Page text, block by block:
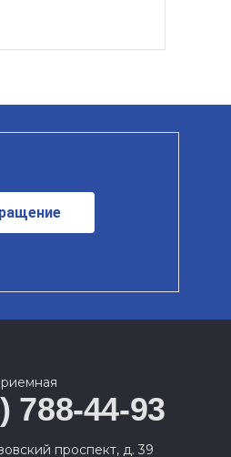
788-44-93
проспект, д. 39